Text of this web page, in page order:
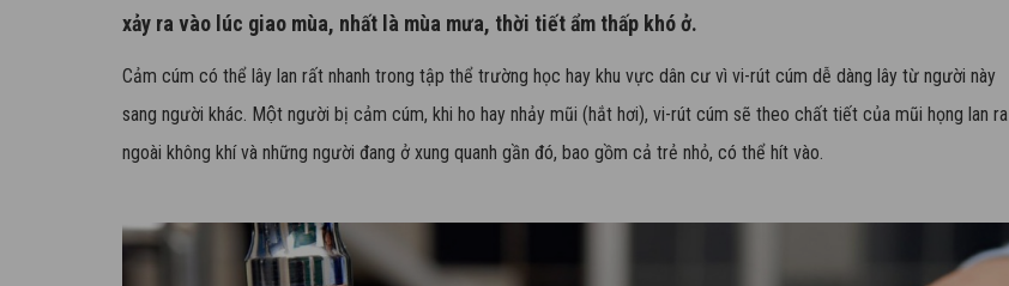
xảy ra vào lúc giao mùa, nhất là mùa mưa, thời tiết ẩm thấp khó ở.
Cảm cúm có thể lây lan rất nhanh trong tập thể trường học hay khu vực dân cư vì vi-rút cúm dễ dàng lây từ người này
sang người khác. Một người bị cảm cúm, khi ho hay nhảy mũi (hắt hơi), vi-rút cúm sẽ theo chất tiết của mũi họng lan ra
ngoài không khí và những người đang ở xung quanh gần đó, bao gồm cả trẻ nhỏ, có thể hít vào.